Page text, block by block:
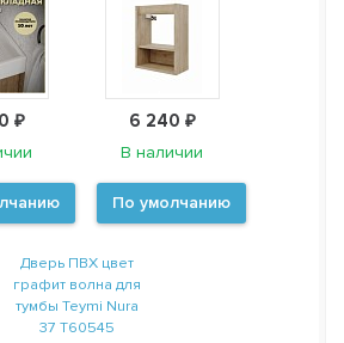
₽ 6 240 ₽
В наличии
По умолчанию
Дверь ПВХ цвет
графит волна для
тумбы Teymi Nura
37 T60545